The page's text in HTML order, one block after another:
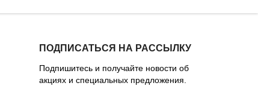
ПОДПИСАТЬСЯ НА РАССЫЛКУ
Подпишитесь и получайте новости об
акциях и специальных предложения.